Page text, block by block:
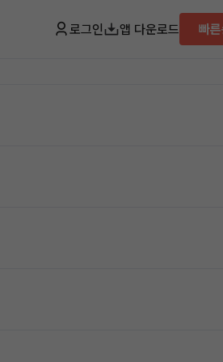
로그인 앱 다운로드 빠